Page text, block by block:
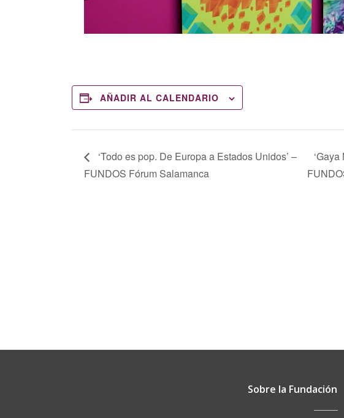
AÑADIR AL CALENDARIO
‘Todo es pop. De Europa a Estados Unidos’ –
FUNDOS Fórum Salamanca
Sobre la Fundación